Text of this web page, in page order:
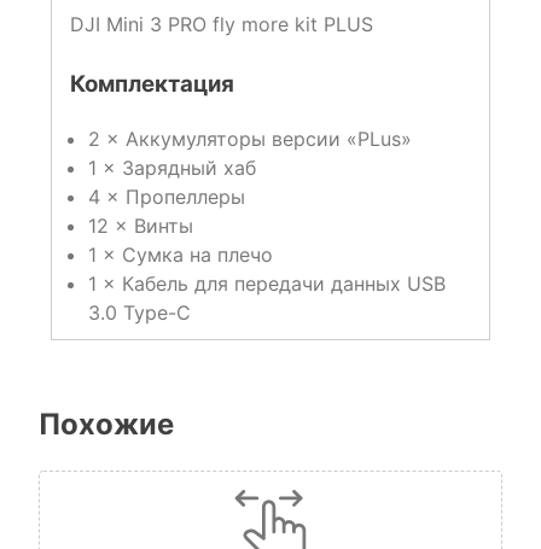
DJI Mini 3 PRO fly more kit PLUS
Комплектация
2 × Аккумуляторы версии «PLus»
1 × Зарядный хаб
4 × Пропеллеры
12 × Винты
1 × Сумка на плечо
1 × Кабель для передачи данных USB
3.0 Type-C
Похожие